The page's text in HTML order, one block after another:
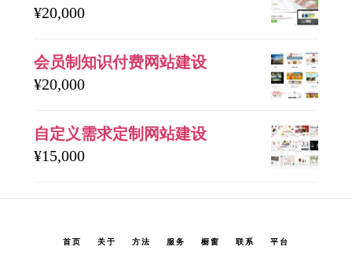
¥20,000
会员制知识付费网站建设
¥20,000
自定义需求定制网站建设
¥15,000
首页 关于 方法 服务 橱窗 联系 平台